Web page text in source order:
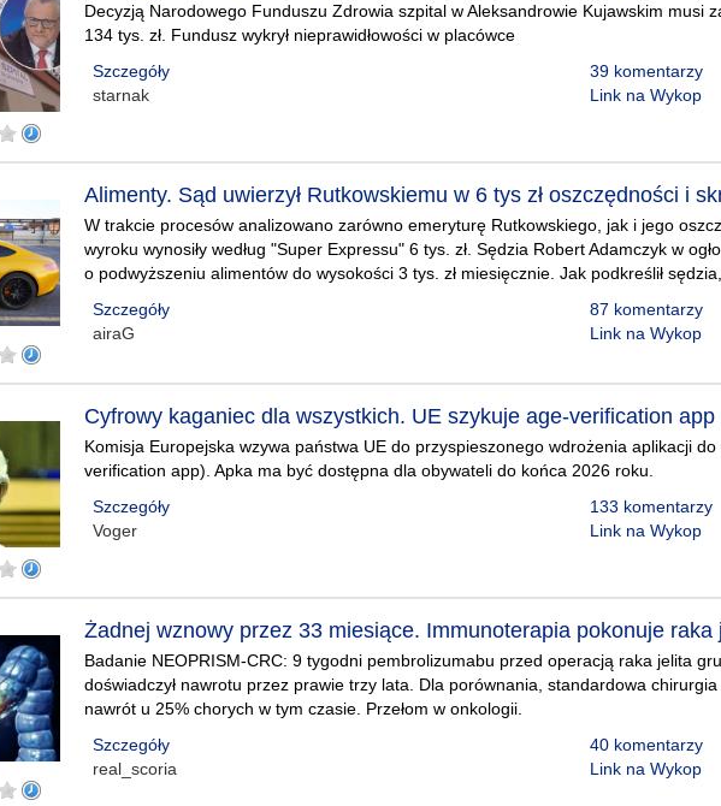
Decyzją Narodowego Funduszu Zdrowia szpital w Aleksandrowie Kujawskim musi
134 tys. zł. Fundusz wykrył nieprawidłowości w placówce
Szczegóły
starnak
39 komentarzy
Link na Wykop
Alimenty. Sąd uwierzył Rutkowskiemu w 6 tys zł oszczędności i
W trakcie procesów analizowano zarówno emeryturę Rutkowskiego, jak i jego
wyroku wynosiły według "Super Expressu" 6 tys. zł. Sędzia Robert Adamczyk w
o podwyższeniu alimentów do wysokości 3 tys. zł miesięcznie. Jak podkreślił
Szczegóły
airaG
87 komentarzy
Link na Wykop
Cyfrowy kaganiec dla wszystkich. UE szykuje age-verification app
Komisja Europejska wzywa państwa UE do przyspieszonego wdrożenia aplikacji
verification app). Apka ma być dostępna dla obywateli do końca 2026 roku.
Szczegóły
Voger
133 komentarzy
Link na Wykop
Żadnej wznowy przez 33 miesiące. Immunoterapia pokonuje raka
Badanie NEOPRISM-CRC: 9 tygodni pembrolizumabu przed operacją raka jelita
doświadczył nawrotu przez prawie trzy lata. Dla porównania, standardowa
nawrót u 25% chorych w tym czasie. Przełom w onkologii.
Szczegóły
real_scoria
40 komentarzy
Link na Wykop